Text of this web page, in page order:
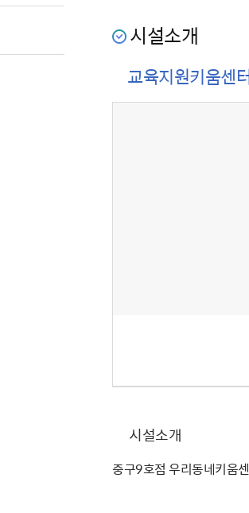
시설소개
교육지원키움센
시설소개
중구9호점 우리동네키움